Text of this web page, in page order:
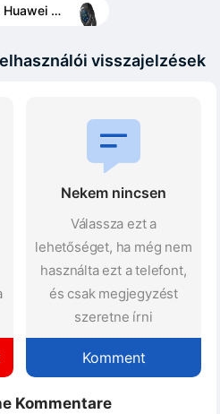
Huawei Watch 2 Pro vs Huawei Watch 2
visszajelzések
Nekem nincsen
Válassza ezt a
lehetőséget, ha még nem
használta ezt a telefont,
és csak megjegyzést
szeretne írni
Komment
Kommentare